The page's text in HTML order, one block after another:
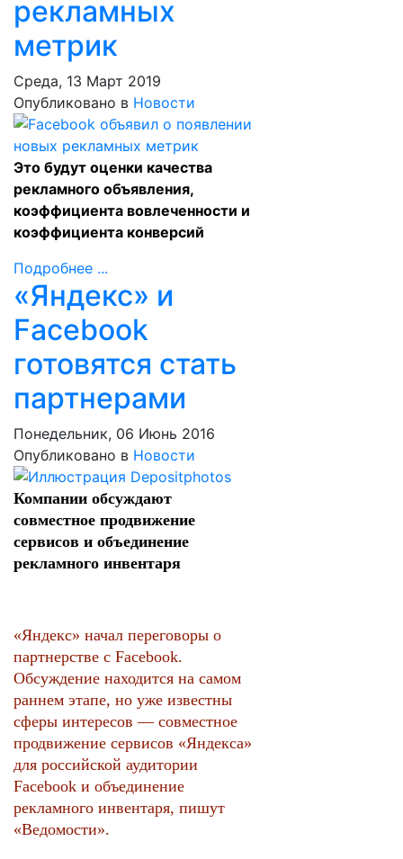
рекламных
метрик
Среда, 13 Март 2019
Опубликовано в Новости
Это будут оценки качества
рекламного объявления,
коэффициента вовлеченности и
коэффициента конверсий
Подробнее ...
«Яндекс» и
Facebook
готовятся стать
партнерами
Понедельник, 06 Июнь 2016
Опубликовано в Новости
Компании обсуждают
совместное продвижение
сервисов и объединение
рекламного инвентаря
«Яндекс» начал переговоры о
партнерстве с Facebook.
Обсуждение находится на самом
раннем этапе, но уже известны
сферы интересов — совместное
продвижение сервисов «Яндекса»
для российской аудитории
Facebook и объединение
рекламного инвентаря, пишут
«Ведомости».